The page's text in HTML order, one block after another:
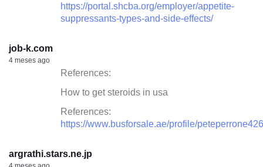
https://portal.shcba.org/employer/appetite-
suppressants-types-and-side-effects/
job-k.com
4 meses ago
References:
How to get steroids in usa
References:
https://www.busforsale.ae/profile/peteperrone426
argrathi.stars.ne.jp